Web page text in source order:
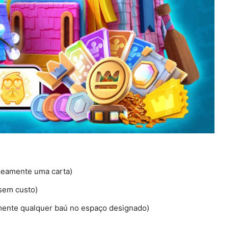
uma carta)
custo)
qualquer baú no espaço designado)